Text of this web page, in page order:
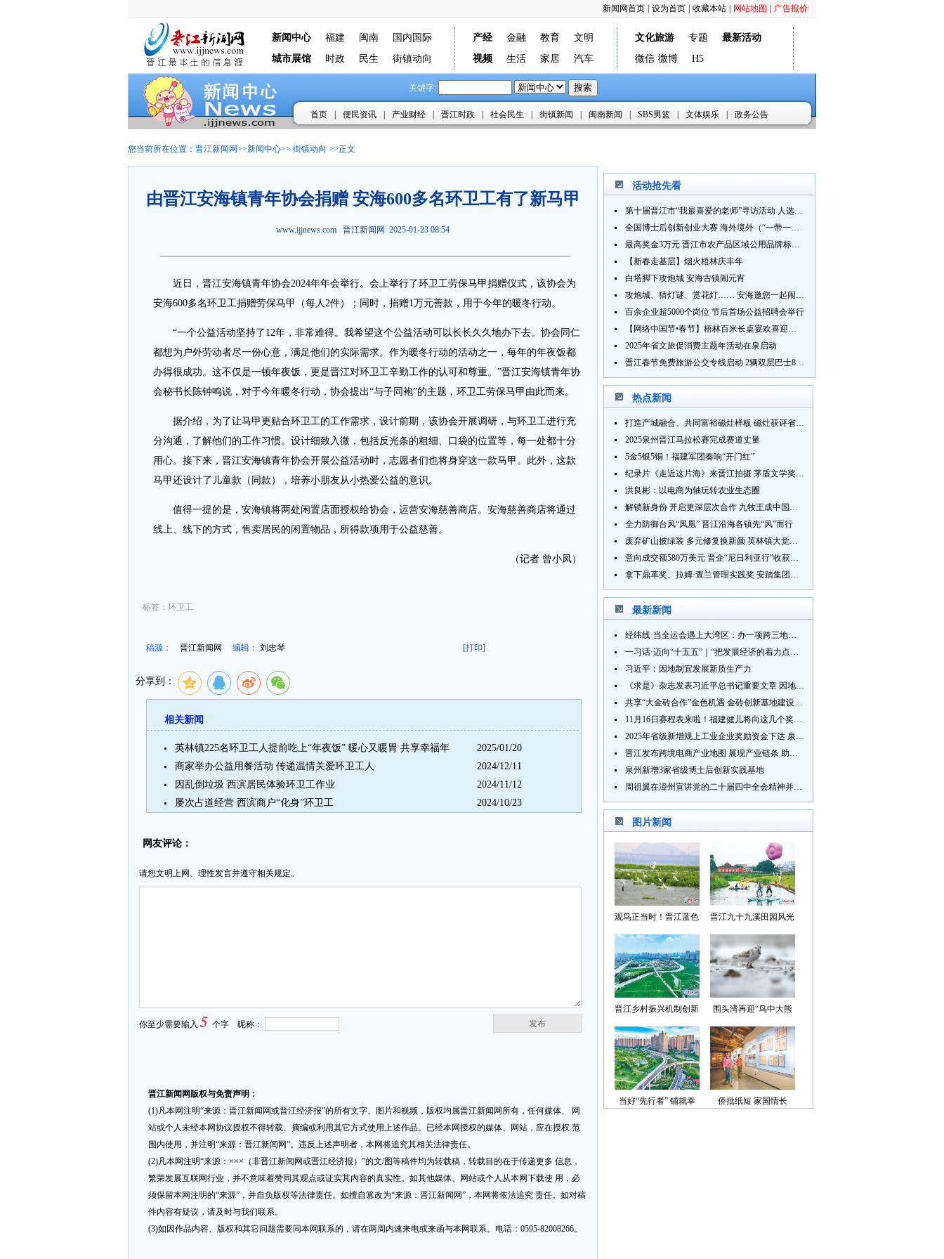
广告报价
网站地图
收藏本站
设为首页
新闻网首页
新闻中心 福建 闽南
国内国际
城市展馆
时政 民生 街镇动向
产经 金融 教育
文明
视频
生活 家居 汽车
文化旅游 专题
最新活动
微信 微博 H5
关键字:
首页 便民资讯 产业财经 晋江时政 社会民生 街镇新闻 闽南新闻 SBS男篮 文体娱乐 政务公告
您当前所在位置： 晋江新闻网>>新闻中心>> 街镇动向 >>正文
由晋江安海镇青年协会捐赠 安海600多名环卫工有了新马甲
www.ijjnews.com 晋江新闻网 2025-01-23 08:54
近日，晋江安海镇青年协会2024年年会举行。会上举行了环卫工劳保马甲捐赠仪式，该协会为
安海600多名环卫工捐赠劳保马甲（每人2件）；同时，捐赠1万元善款，用于今年的暖冬行动。
“一个公益活动坚持了12年，非常难得。我希望这个公益活动可以长长久久地办下去。协会同仁
都想为户外劳动者尽一份心意，满足他们的实际需求。作为暖冬行动的活动之一，每年的年夜饭都
办得很成功。这不仅是一顿年夜饭，更是晋江对环卫工辛勤工作的认可和尊重。”晋江安海镇青年协
会秘书长陈钟鸣说，对于今年暖冬行动，协会提出“与子同袍”的主题，环卫工劳保马甲由此而来。
据介绍，为了让马甲更贴合环卫工的工作需求，设计前期，该协会开展调研，与环卫工进行充
分沟通，了解他们的工作习惯。设计细致入微，包括反光条的粗细、口袋的位置等，每一处都十分
用心。接下来，晋江安海镇青年协会开展公益活动时，志愿者们也将身穿这一款马甲。此外，这款
马甲还设计了儿童款（同款），培养小朋友从小热爱公益的意识。
值得一提的是，安海镇将两处闲置店面授权给协会，运营安海慈善商店。安海慈善商店将通过
线上、线下的方式，售卖居民的闲置物品，所得款项用于公益慈善。
（记者 曾小凤）
标签：环卫工
稿源： 晋江新闻网 编辑： 刘忠琴 [打印]
分享到：
相关新闻
英林镇225名环卫工人提前吃上“年夜饭” 暖心又暖胃 共享幸福年
2025/01/20
商家举办公益用餐活动 传递温情关爱环卫工人
2024/12/11
因乱倒垃圾 西滨居民体验环卫工作业
2024/11/12
屡次占道经营 西滨商户“化身”环卫工
2024/10/23
网友评论：
请您文明上网、理性发言并遵守相关规定。
发布
你至少需要输入5 个字 昵称：
晋江新闻网版权与免责声明：
(1)凡本网注明“来源：晋江新闻网或晋江经济报”的所有文字、图片和视频，版权均属晋江新闻网所有，任何媒体、 网
站或个人未经本网协议授权不得转载、摘编或利用其它方式使用上述作品。已经本网授权的媒体、网站，应在授权 范
围内使用，并注明“来源：晋江新闻网”。违反上述声明者，本网将追究其相关法律责任。
(2)凡本网注明“来源：×××（非晋江新闻网或晋江经济报）”的文/图等稿件均为转载稿，转载目的在于传递更多 信息，
繁荣发展互联网行业，并不意味着赞同其观点或证实其内容的真实性。如其他媒体、网站或个人从本网下载使 用，必
须保留本网注明的“来源”，并自负版权等法律责任。如擅自篡改为“来源：晋江新闻网”，本网将依法追究 责任。如对稿
件内容有疑议，请及时与我们联系。
(3)如因作品内容、版权和其它问题需要同本网联系的，请在两周内速来电或来函与本网联系。电话：0595-82008266。
活动抢先看
第十届晋江市“我最喜爱的老师”寻访活动 人选推荐火热进行中 快来“秀”您最喜爱的老师
全国博士后创新创业大赛 海外境外（“一带一路”）赛七大赛道等你来战
最高奖金3万元 晋江市农产品区域公用品牌标识Logo及特色农产品包装设计征集活动正式启动
【新春走基层】烟火梧林庆丰年
白塔脚下攻炮城 安海古镇闹元宵
攻炮城、猜灯谜、赏花灯…… 安海邀您一起闹元宵
百余企业超5000个岗位 节后首场公益招聘会举行
【网络中国节•春节】梧林百米长桌宴欢喜迎新春
2025年省文旅促消费主题年活动在泉启动
晋江春节免费旅游公交专线启动 2辆双层巴士8辆铛铛车带你游
热点新闻
打造产城融合、共同富裕磁灶样板 磁灶获评省级乡村振兴示范乡镇
2025泉州晋江马拉松赛完成赛道丈量
5金5银5铜！福建军团奏响“开门红”
纪录片《走近这片海》来晋江拍摄 茅盾文学奖得主麦家探寻晋江“海海”人生
洪良彬：以电商为轴玩转农业生态圈
解锁新身份 开启更深层次合作 九牧王成中国奥委会官方赞助商
全力防御台风“凤凰” 晋江沿海各镇先“风”而行
废弃矿山披绿装 多元修复换新颜 英林镇大觉山片区废弃矿山生态修复项目通过验收
意向成交额580万美元 晋企“尼日利亚行”收获满满
拿下鼎革奖、拉姆·查兰管理实践奖 安踏集团获企业管理权威奖项
最新新闻
经纬线·当全运会遇上大湾区：办一项跨三地的赛事有多硬核？
一习话·迈向“十五五”｜“把发展经济的着力点放在实体经济上”
习近平：因地制宜发展新质生产力
《求是》杂志发表习近平总书记重要文章 因地制宜发展新质生产力
共享“大金砖合作”金色机遇 金砖创新基地建设成效显著
11月16日赛程表来啦！福建健儿将向这几个奖牌发起冲击→
2025年省级新增规上工业企业奖励资金下达 泉州市获补资金居全省首位
晋江发布跨境电商产业地图 展现产业链条 助力“晋品出海”
泉州新增3家省级博士后创新实践基地
周祖翼在漳州宣讲党的二十届四中全会精神并调研
图片新闻
观鸟正当时！晋江蓝色
晋江九十九溪田园风光
光”首批认定名单
晋江乡村振兴机制创新
围头湾再迎“鸟中大熊
当好“先行者” 铺就幸
侨批纸短 家国情长